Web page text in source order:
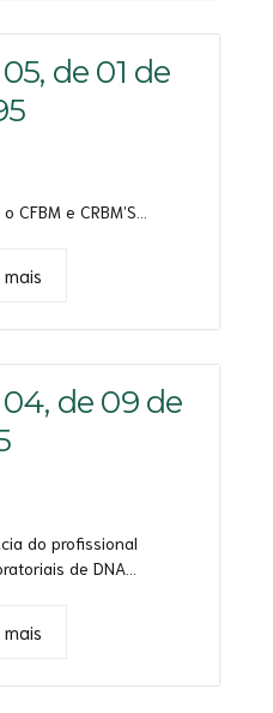
de 01 de
e CRBM’S...
mais
de 09 de
do profissional
de DNA...
mais